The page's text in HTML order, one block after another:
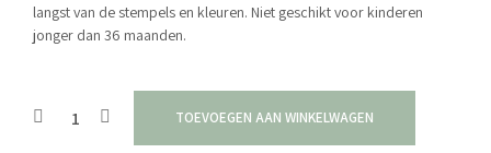
langst van de stempels en kleuren. Niet geschikt voor kinderen
jonger dan 36 maanden.
TOEVOEGEN AAN WINKELWAGEN